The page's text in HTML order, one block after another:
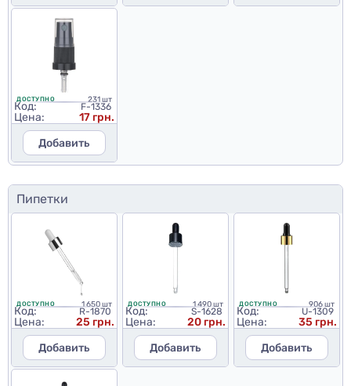
ДОСТУПНО 231 шт
Код: F-1336
Цена:
17 грн.
Добавить
Пипетки
ДОСТУПНО 1 650 шт
Код: R-1870
Цена:
25 грн.
Добавить
ДОСТУПНО 1 490 шт
Код: S-1628
Цена:
20 грн.
Добавить
ДОСТУПНО 906 шт
Код: U-1309
Цена:
35 грн.
Добавить